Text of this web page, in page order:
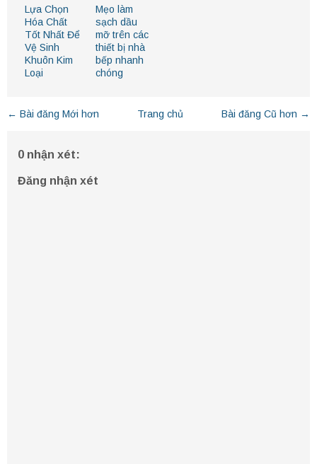
Lựa Chọn
Hóa Chất
Tốt Nhất Để
Vệ Sinh
Khuôn Kim
Loại
Mẹo làm
sạch dầu
mỡ trên các
thiết bị nhà
bếp nhanh
chóng
← Bài đăng Mới hơn Bài đăng Cũ hơn →
Trang chủ
0 nhận xét:
Đăng nhận xét